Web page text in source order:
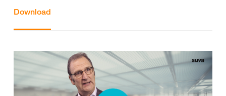
Download